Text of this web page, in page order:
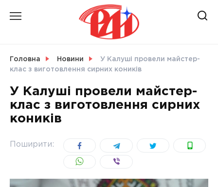
Головна Новини
У Калуші провели майстер-
клас з виготовлення сирних коників
У Калуші провели майстер-
клас з виготовлення сирних
коників
Поширити: